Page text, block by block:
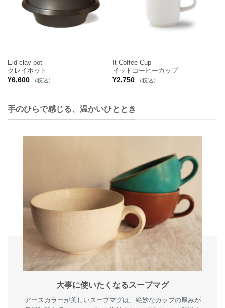
Eld clay pot
クレイポット
¥6,600 （税込）
It Coffee Cup
イットコーヒーカップ
¥2,750 （税込）
手のひらで感じる、温かいひととき
大事に使いたくなるスープマグ
アースカラーが美しいスープマグは、絶妙なカップの厚みが